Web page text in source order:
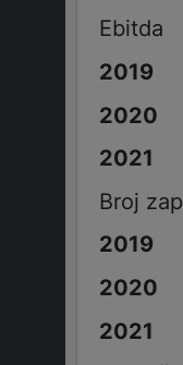
Ebitda
Broj